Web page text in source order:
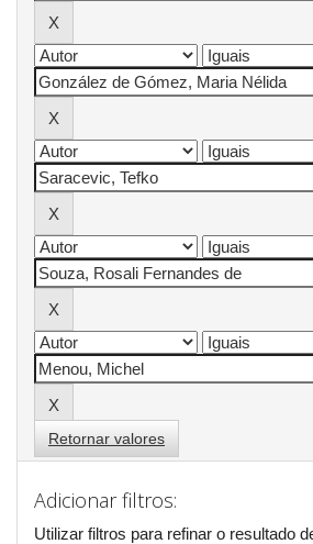
Retornar valores
Adicionar filtros:
Utilizar filtros para refinar o resultado